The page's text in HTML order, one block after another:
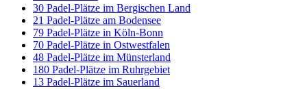
30 Padel-Plätze im Bergischen Land
21 Padel-Plätze am Bodensee
79 Padel-Plätze in Köln-Bonn
70 Padel-Plätze in Ostwestfalen
48 Padel-Plätze im Münsterland
180 Padel-Plätze im Ruhrgebiet
13 Padel-Plätze im Sauerland